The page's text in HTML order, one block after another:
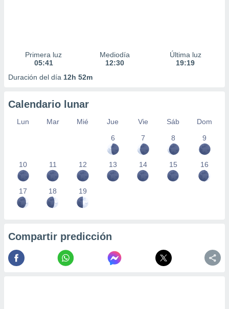
Primera luz
05:41
Mediodía
12:30
Última luz
19:19
Duración del día 12h 52m
Calendario lunar
Lun Mar Mié Jue Vie Sáb
Dom
6
7 8 9
10 11 12 13 14 15 16
17 18 19
Compartir predicción